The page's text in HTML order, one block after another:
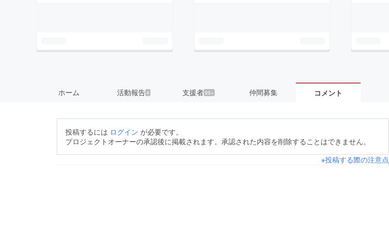
ホーム 活動報告4 支援者99+ 仲間募集 コメント
投稿するには ログイン が必要です。
プロジェクトオーナーの承認後に掲載されます。承認された内容を削除することはできません。
※投稿する際の注意点